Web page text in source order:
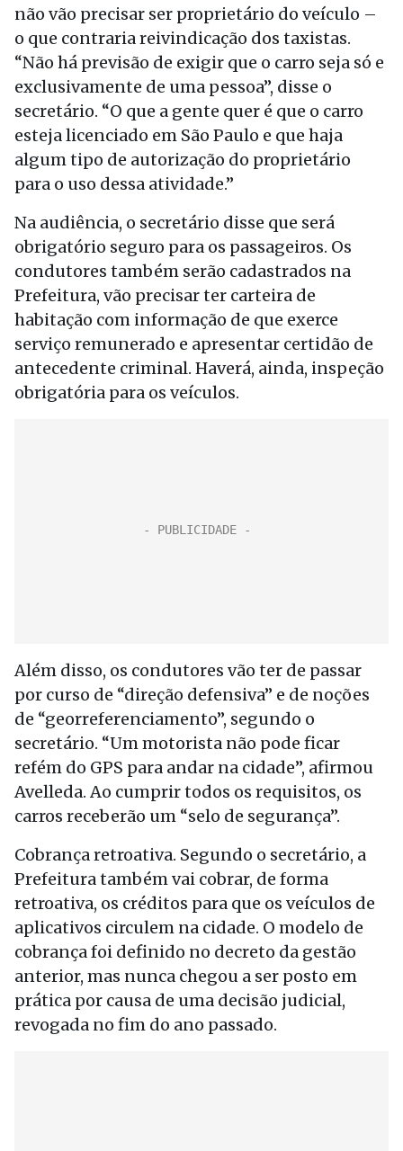
não vão precisar ser proprietário do veículo –
o que contraria reivindicação dos taxistas.
“Não há previsão de exigir que o carro seja só e
exclusivamente de uma pessoa”, disse o
secretário. “O que a gente quer é que o carro
esteja licenciado em São Paulo e que haja
algum tipo de autorização do proprietário
para o uso dessa atividade.”
Na audiência, o secretário disse que será
obrigatório seguro para os passageiros. Os
condutores também serão cadastrados na
Prefeitura, vão precisar ter carteira de
habitação com informação de que exerce
serviço remunerado e apresentar certidão de
antecedente criminal. Haverá, ainda, inspeção
obrigatória para os veículos.
Além disso, os condutores vão ter de passar
por curso de “direção defensiva” e de noções
de “georreferenciamento”, segundo o
secretário. “Um motorista não pode ficar
refém do GPS para andar na cidade”, afirmou
Avelleda. Ao cumprir todos os requisitos, os
carros receberão um “selo de segurança”.
Cobrança retroativa. Segundo o secretário, a
Prefeitura também vai cobrar, de forma
retroativa, os créditos para que os veículos de
aplicativos circulem na cidade. O modelo de
cobrança foi definido no decreto da gestão
anterior, mas nunca chegou a ser posto em
prática por causa de uma decisão judicial,
revogada no fim do ano passado.